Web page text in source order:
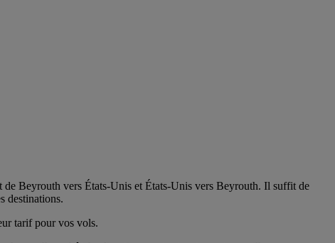
de Beyrouth vers États-Unis et États-Unis vers Beyrouth. Il suffit de
destinations.
tarif pour vos vols.